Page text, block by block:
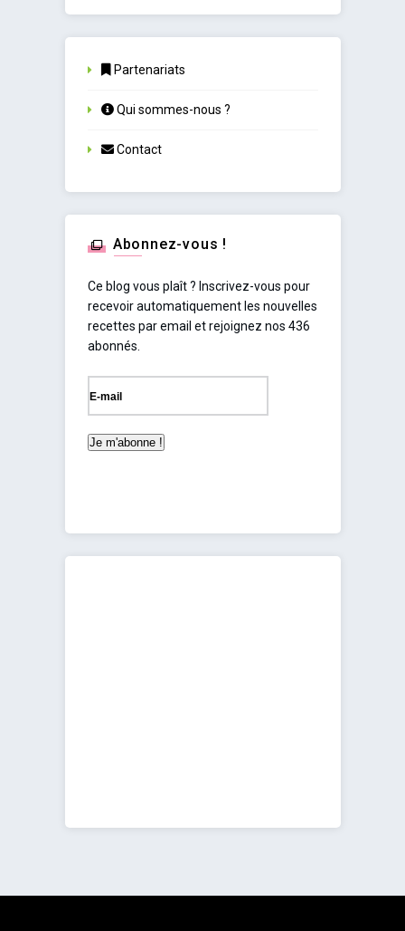
Partenariats
Qui sommes-nous ?
Contact
Abonnez-vous !
Ce blog vous plaît ? Inscrivez-vous pour
recevoir automatiquement les nouvelles
recettes par email et rejoignez nos 436
abonnés.